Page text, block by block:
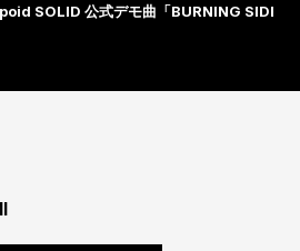
SOLID 公式デモ曲「BURNING SIDE」